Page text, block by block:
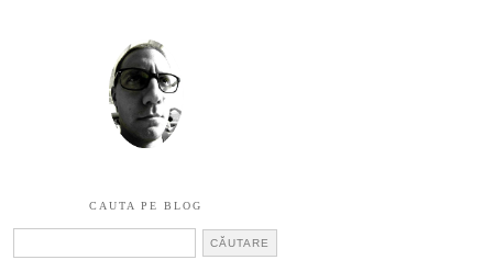
CAUTA PE BLOG